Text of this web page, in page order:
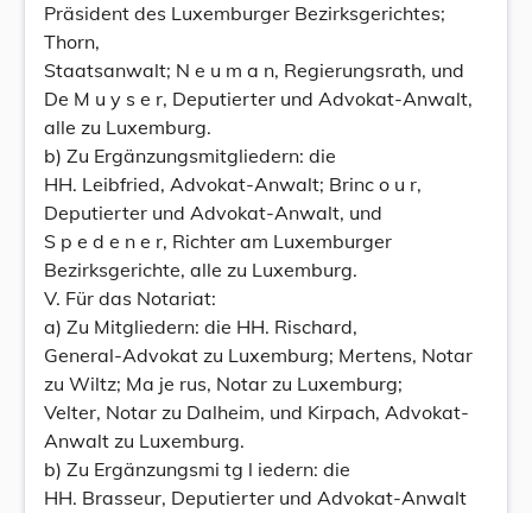
Präsident des Luxemburger Bezirksgerichtes;
Thorn,
Staatsanwalt; N e u m a n, Regierungsrath, und
De M u y s e r, Deputierter und Advokat-Anwalt,
alle zu Luxemburg.
b) Zu Ergänzungsmitgliedern: die
HH. Leibfried, Advokat-Anwalt; Brinc o u r,
Deputierter und Advokat-Anwalt, und
S p e d e n e r, Richter am Luxemburger
Bezirksgerichte, alle zu Luxemburg.
V. Für das Notariat:
a) Zu Mitgliedern: die HH. Rischard,
General-Advokat zu Luxemburg; Mertens, Notar
zu Wiltz; Ma je rus, Notar zu Luxemburg;
Velter, Notar zu Dalheim, und Kirpach, Advokat-
Anwalt zu Luxemburg.
b) Zu Ergänzungsmi tg l iedern: die
HH. Brasseur, Deputierter und Advokat-Anwalt